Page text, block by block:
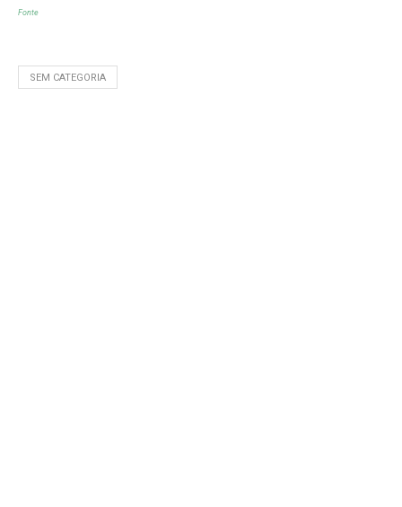
Fonte
SEM CATEGORIA